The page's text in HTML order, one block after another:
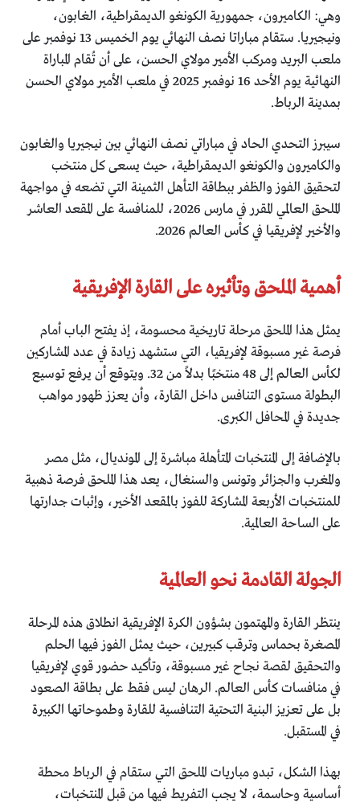
وهي: الكاميرون، جمهورية الكونغو الديمقراطية، الغابون،
ونيجيريا. ستقام مباراتا نصف النهائي يوم الخميس 13 نوفمبر على
ملعب البريد ومركب الأمير مولاي الحسن، على أن تُقام المباراة
النهائية يوم الأحد 16 نوفمبر 2025 في ملعب الأمير مولاي الحسن
بمدينة الرباط.
سيبرز التحدي الحاد في مباراتي نصف النهائي بين نيجيريا والغابون
والكاميرون والكونغو الديمقراطية، حيث يسعى كل منتخب
لتحقيق الفوز والظفر ببطاقة التأهل الثمينة التي تضعه في مواجهة
الملحق العالمي المقرر في مارس 2026، للمنافسة على المقعد العاشر
والأخير لإفريقيا في كأس العالم 2026.
أهمية الملحق وتأثيره على القارة الإفريقية
يمثل هذا الملحق مرحلة تاريخية محسومة، إذ يفتح الباب أمام
فرصة غير مسبوقة لإفريقيا، التي ستشهد زيادة في عدد المشاركين
لكأس العالم إلى 48 منتخبًا بدلاً من 32. ويتوقع أن يرفع توسيع
البطولة مستوى التنافس داخل القارة، وأن يعزز ظهور مواهب
جديدة في المحافل الكبرى.
بالإضافة إلى المنتخبات المتأهلة مباشرة إلى المونديال، مثل مصر
والمغرب والجزائر وتونس والسنغال، يعد هذا الملحق فرصة ذهبية
للمنتخبات الأربعة المشاركة للفوز بالمقعد الأخير، وإثبات جدارتها
على الساحة العالمية.
الجولة القادمة نحو العالمية
ينتظر القارة والمهتمون بشؤون الكرة الإفريقية انطلاق هذه المرحلة
المصغرة بحماس وترقب كبيرين، حيث يمثل الفوز فيها الحلم
والتحقيق لقصة نجاح غير مسبوقة، وتأكيد حضور قوي لإفريقيا
في منافسات كأس العالم. الرهان ليس فقط على بطاقة الصعود
بل على تعزيز البنية التحتية التنافسية للقارة وطموحاتها الكبيرة
في المستقبل.
بهذا الشكل، تبدو مباريات الملحق التي ستقام في الرباط محطة
أساسية وحاسمة، لا يجب التفريط فيها من قبل المنتخبات،